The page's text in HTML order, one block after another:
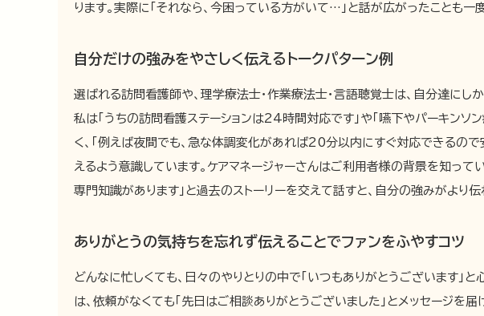
ります。実際に「それなら、今困っている方がいて…」と話が広がったことも一
自分だけの強みをやさしく伝えるトークパターン例
選ばれる訪問看護師や、理学療法士・作業療法士・言語聴覚士は、自分達に
私は「うちの訪問看護ステーションは24時間対応です」や「嚥下やパーキン
く、「例えば夜間でも、急な体調変化があれば20分以内にすぐ対応できるの
えるよう意識しています。ケアマネージャーさんはご利用者様の背景を知って
専門知識があります」と過去のストーリーを交えて話すと、自分の強みがより伝
ありがとうの気持ちを忘れず伝えることでファンをふやすコツ
どんなに忙しくても、日々のやりとりの中で「いつもありがとうございます」
は、依頼がなくても「先日はご相談ありがとうございました」とメッセージを